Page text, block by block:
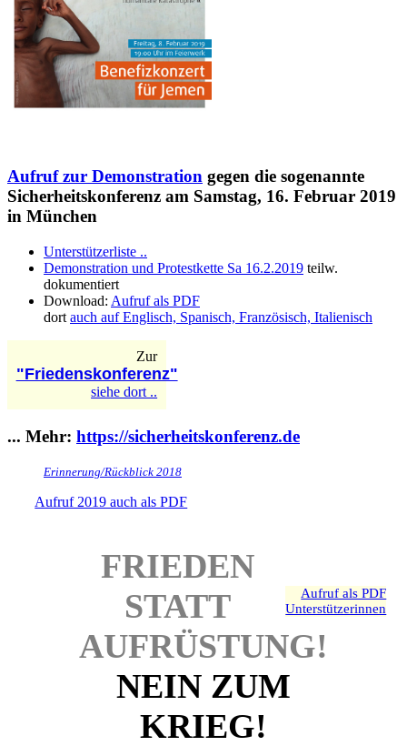
Aufruf zur Demonstration gegen die sogenannte
Sicherheitskonferenz am Samstag, 16. Februar 2019
in München
Unterstützerliste ..
Demonstration und Protestkette Sa 16.2.2019 teilw.
dokumentiert
Download: Aufruf als PDF
dort auch auf Englisch, Spanisch, Französisch, Italienisch
Zur
"Friedenskonferenz"
siehe dort ..
... Mehr: https://sicherheitskonferenz.de
Erinnerung/Rückblick 2018
Aufruf 2019 auch als PDF
Aufruf als PDF
Unterstützerinnen
FRIEDEN
STATT
AUFRÜSTUNG!
NEIN ZUM
KRIEG!